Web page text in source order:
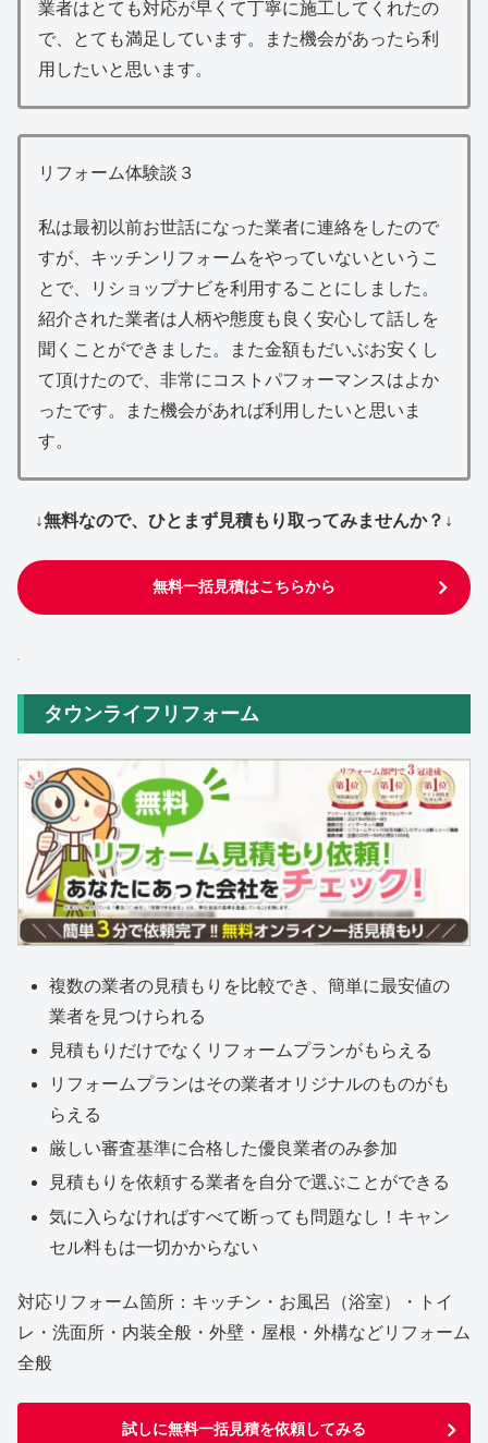
業者はとても対応が早くて丁寧に施工してくれたの
で、とても満足しています。また機会があったら利
用したいと思います。
リフォーム体験談３
私は最初以前お世話になった業者に連絡をしたので
すが、キッチンリフォームをやっていないというこ
とで、リショップナビを利用することにしました。
紹介された業者は人柄や態度も良く安心して話しを
聞くことができました。また金額もだいぶお安くし
て頂けたので、非常にコストパフォーマンスはよか
ったです。また機会があれば利用したいと思いま
す。
↓無料なので、ひとまず見積もり取ってみませんか？↓
無料一括見積はこちらから
タウンライフリフォーム
複数の業者の見積もりを比較でき、簡単に最安値の
業者を見つけられる
見積もりだけでなくリフォームプランがもらえる
リフォームプランはその業者オリジナルのものがも
らえる
厳しい審査基準に合格した優良業者のみ参加
見積もりを依頼する業者を自分で選ぶことができる
気に入らなければすべて断っても問題なし！キャン
セル料もは一切かからない
対応リフォーム箇所：キッチン・お風呂（浴室）・トイ
レ・洗面所・内装全般・外壁・屋根・外構などリフォーム
全般
試しに無料一括見積を依頼してみる